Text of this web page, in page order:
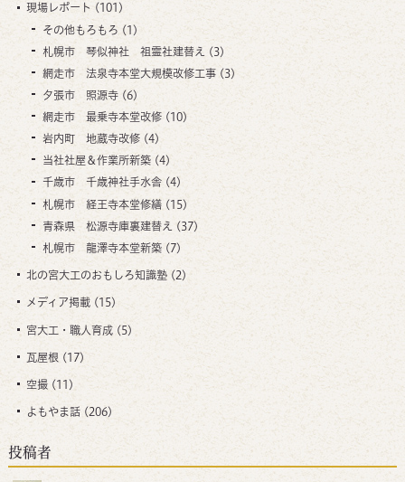
現場レポート (101)
その他もろもろ (1)
札幌市 琴似神社 祖霊社建替え (3)
網走市 法泉寺本堂大規模改修工事 (3)
夕張市 照源寺 (6)
網走市 最乗寺本堂改修 (10)
岩内町 地蔵寺改修 (4)
当社社屋＆作業所新築 (4)
千歳市 千歳神社手水舎 (4)
札幌市 経王寺本堂修繕 (15)
青森県 松源寺庫裏建替え (37)
札幌市 龍澤寺本堂新築 (7)
北の宮大工のおもしろ知識塾(2)
メディア掲載(15)
宮大工・職人育成(5)
瓦屋根 (17)
空撮(11)
よもやま話(206)
投稿者